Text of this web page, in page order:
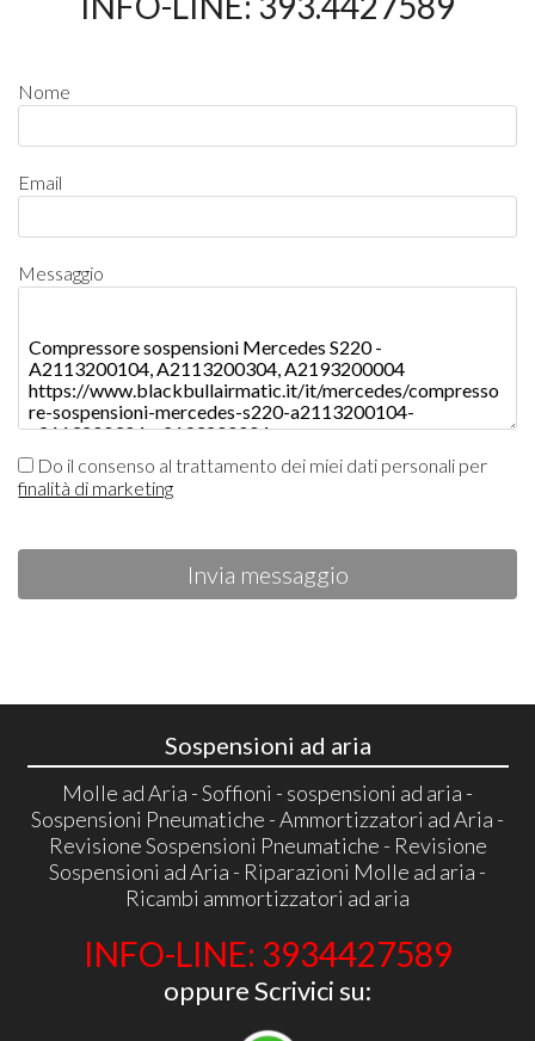
Nome
Email
Messaggio
Do il consenso al trattamento dei miei dati personali per
finalità di marketing
Invia messaggio
Sospensioni ad aria
Molle ad Aria - Soffioni - sospensioni ad aria -
Sospensioni Pneumatiche - Ammortizzatori ad Aria -
Revisione Sospensioni Pneumatiche - Revisione
Sospensioni ad Aria - Riparazioni Molle ad aria -
Ricambi ammortizzatori ad aria
INFO-LINE: 3934427589
oppure Scrivici su: